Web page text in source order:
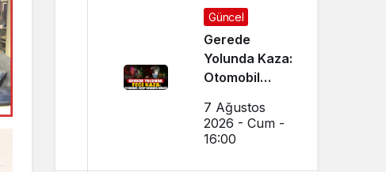
Güncel
Gerede
Yolunda Kaza:
Otomobil
Hurdaya
Döndü
7 Ağustos
2026 - Cum -
16:00